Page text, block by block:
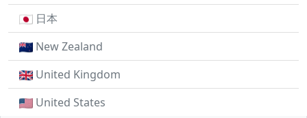
日本
New Zealand
United Kingdom
United States